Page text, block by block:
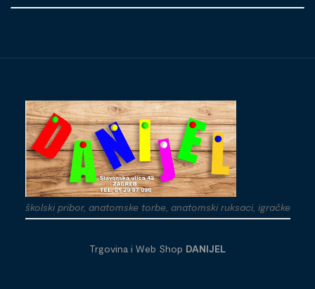
školski pribor, anatomske torbe, anatomski ruksaci, igračke
Trgovina i Web Shop DANIJEL